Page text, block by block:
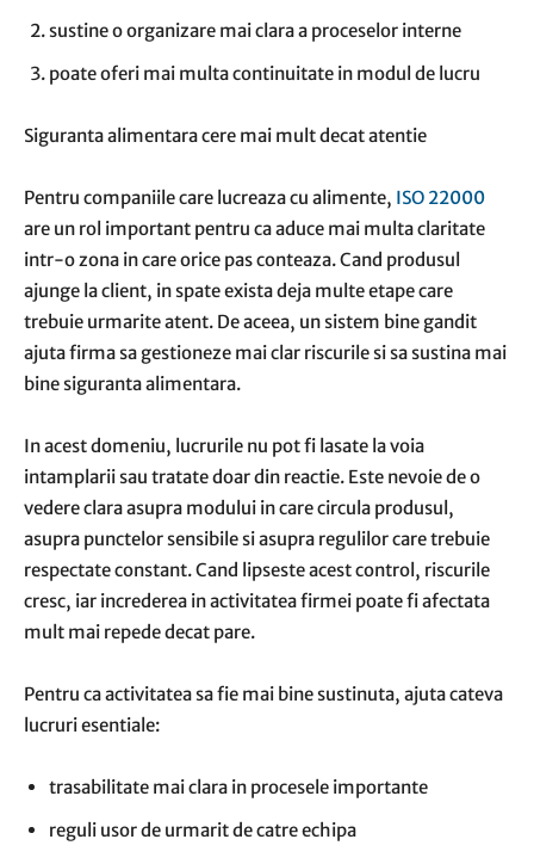
sustine o organizare mai clara a proceselor interne
poate oferi mai multa continuitate in modul de lucru
Siguranta alimentara cere mai mult decat atentie
Pentru companiile care lucreaza cu alimente, ISO 22000
are un rol important pentru ca aduce mai multa claritate
intr-o zona in care orice pas conteaza. Cand produsul
ajunge la client, in spate exista deja multe etape care
trebuie urmarite atent. De aceea, un sistem bine gandit
ajuta firma sa gestioneze mai clar riscurile si sa sustina mai
bine siguranta alimentara.
In acest domeniu, lucrurile nu pot fi lasate la voia
intamplarii sau tratate doar din reactie. Este nevoie de o
vedere clara asupra modului in care circula produsul,
asupra punctelor sensibile si asupra regulilor care trebuie
respectate constant. Cand lipseste acest control, riscurile
cresc, iar increderea in activitatea firmei poate fi afectata
mult mai repede decat pare.
Pentru ca activitatea sa fie mai bine sustinuta, ajuta cateva
lucruri esentiale:
trasabilitate mai clara in procesele importante
reguli usor de urmarit de catre echipa